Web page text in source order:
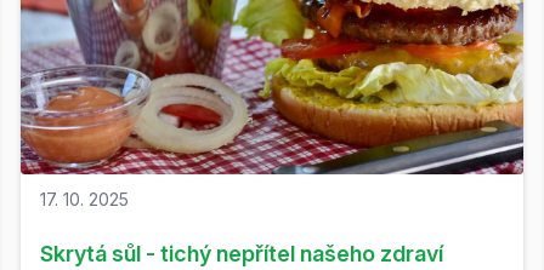
17. 10. 2025
Skrytá sůl - tichý nepřítel našeho zdraví